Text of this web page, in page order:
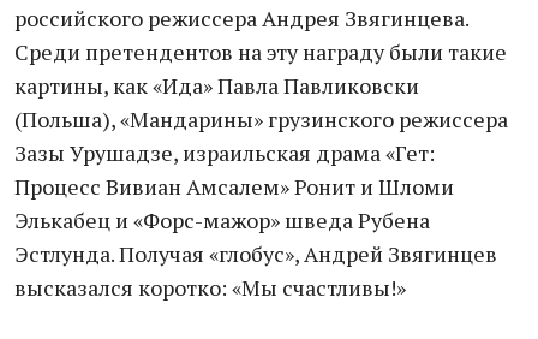
российского режиссера Андрея Звягинцева.
Среди претендентов на эту награду были такие
картины, как «Ида» Павла Павликовски
(Польша), «Мандарины» грузинского режиссера
Зазы Урушадзе, израильская драма «Гет:
Процесс Вивиан Амсалем» Ронит и Шломи
Элькабец и «Форс-мажор» шведа Рубена
Эстлунда. Получая «глобус», Андрей Звягинцев
высказался коротко: «Мы счастливы!»